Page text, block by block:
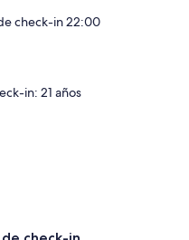
check-in 22:00
in: 21 años